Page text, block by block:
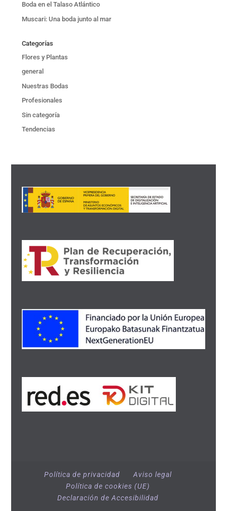
Boda en el Talaso Atlántico
Muscari: Una boda junto al mar
Categorías
Flores y Plantas
general
Nuestras Bodas
Profesionales
Sin categoría
Tendencias
Política de privacidad
Aviso legal
Política de cookies (UE)
Declaración de Accesibilidad